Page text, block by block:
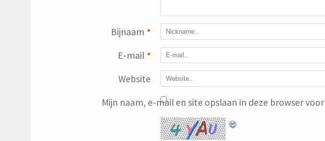
Bijnaam *
E-mail *
Website
Mijn naam, e-mail en site opslaan in deze browser